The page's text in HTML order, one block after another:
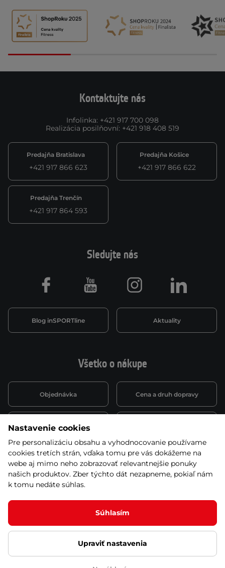
Kontaktujte nás
Infolinka: +421 917 700 098
Realizácia posilňovní: +421 918 408 519
Predajňa Bratislava
+421 917 866 623
Predajňa Košice
+421 917 866 622
Predajňa Trenčín
+421 917 864 593
Všetko o nákupe
Objednávka Cena a druh dopravy
Spôsob platby
Montáž a servis Reklamácie a záruka
Kariéra
Sledujte nás
Blog inSPORTline Aktuality
Facebook Youtube Instagram LinkedIn
© 2026 Stores inSPORTline SK, s.r.o. Všetky práva vyhradené
Ochrana osobných údajov Nastavenie cookies
Nastavenie cookies
Pre personalizáciu obsahu a vyhodnocovanie používame
cookies tretích strán, vďaka tomu pre vás dokážeme na
webe aj mimo neho zobrazovať relevantnejšie ponuky
našich produktov. Zber týchto dát nezapneme, pokiaľ nám
k tomu nedáte súhlas.
Súhlasím
Upraviť nastavenia